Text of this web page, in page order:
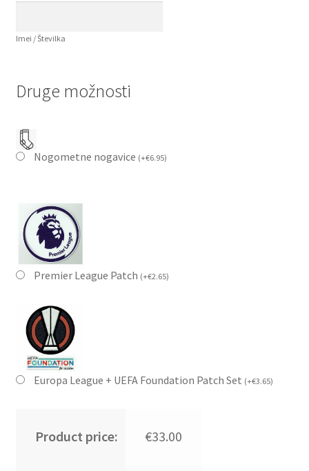
Imei / Številka
Druge možnosti
Nogometne nogavice (+€6.95)
Premier League Patch (+€2.65)
Europa League + UEFA Foundation Patch Set (+€3.65)
Product price: €33.00